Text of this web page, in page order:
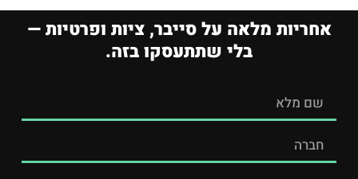
אחריות מלאה על סייבר, ציות ופרטיות —
בלי שתתעסקו בזה.